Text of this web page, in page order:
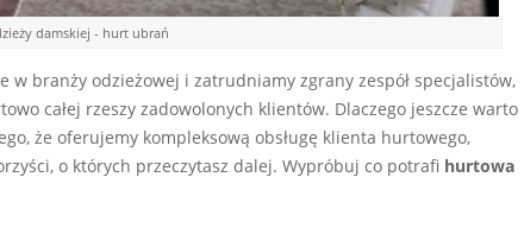
damskiej - hurt ubrań
w branży odzieżowej i zatrudniamy zgrany zespół specjalistów,
całej rzeszy zadowolonych klientów. Dlaczego jeszcze warto
że oferujemy kompleksową obsługę klienta hurtowego,
o których przeczytasz dalej. Wypróbuj co potrafi hurtowa